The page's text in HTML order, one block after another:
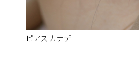
ピアス カナデ